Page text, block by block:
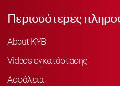
Περισσότερες
About KYB
Videos εγκατάστασης
Ασφάλεια